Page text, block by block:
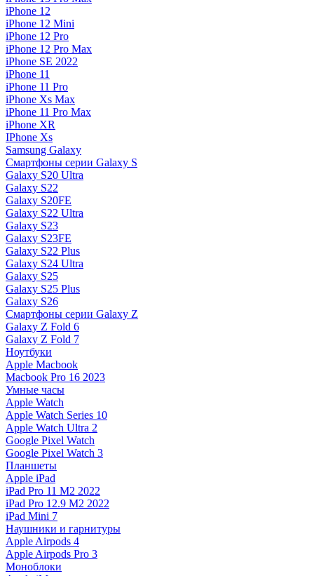
iPhone 12
iPhone 12 Mini
iPhone 12 Pro
iPhone 12 Pro Max
iPhone SE 2022
iPhone 11
iPhone 11 Pro
iPhone Xs Max
iPhone 11 Pro Max
iPhone XR
IPhone Xs
Samsung Galaxy
Смартфоны серии Galaxy S
Galaxy S20 Ultra
Galaxy S22
Galaxy S20FE
Galaxy S22 Ultra
Galaxy S23
Galaxy S23FE
Galaxy S22 Plus
Galaxy S24 Ultra
Galaxy S25
Galaxy S25 Plus
Galaxy S26
Смартфоны серии Galaxy Z
Galaxy Z Fold 6
Galaxy Z Fold 7
Ноутбуки
Apple Macbook
Macbook Pro 16 2023
Умные часы
Apple Watch
Apple Watch Series 10
Apple Watch Ultra 2
Google Pixel Watch
Google Pixel Watch 3
Планшеты
Apple iPad
iPad Pro 11 M2 2022
iPad Pro 12.9 M2 2022
iPad Mini 7
Наушники и гарнитуры
Apple Airpods 4
Apple Airpods Pro 3
Моноблоки